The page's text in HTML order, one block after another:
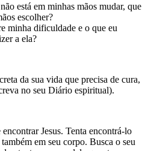
está em minhas mãos mudar, que
escolher?
minha dificuldade e o que eu
a ela?
da sua vida que precisa de cura,
no seu Diário espiritual).
Jesus. Tenta encontrá-lo
em seu corpo. Busca o seu